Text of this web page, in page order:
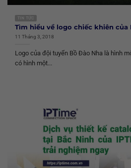
TIN TỨC
Tìm hiểu về logo chiếc khiên của
11 Tháng 3, 2018
Logo của đội tuyển Bồ Đào Nha là hình
có hình một...